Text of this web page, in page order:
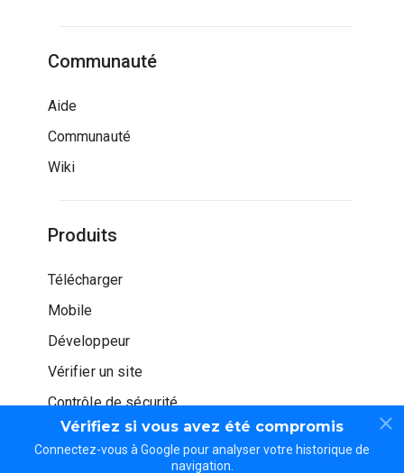
Vérifiez si vous avez été compromis
Connectez-vous à Google pour analyser votre historique de
navigation.
Communauté
Aide
Communauté
Wiki
Produits
Télécharger
Mobile
Développeur
Vérifier un site
Contrôle de sécurité